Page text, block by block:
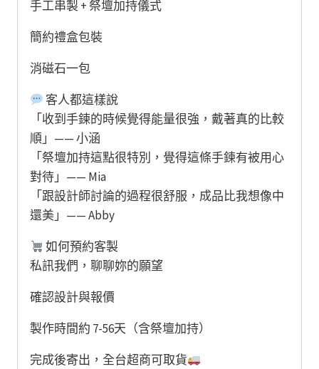
手工串製 + 祭壇加持儀式
簡約禮盒包裝
消磁石一包
客人都這樣說
「收到手鍊的時候覺得能量很強，戴著真的比較
順」—— 小涵
「祭壇加持這點很特別，覺得這條手鍊有被用心
對待」—— Mia
「跟設計師討論的過程很舒服，成品比我想像中
還美」—— Abby
如何預約客製
私訊我們，聊聊妳的願望
確認設計與報價
製作時間約 7-56天（含祭壇加持）
完成後寄出，全台超商可取貨